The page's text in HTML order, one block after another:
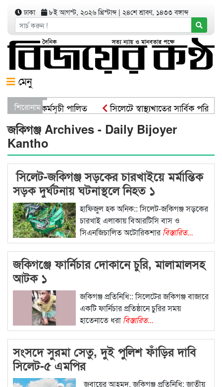
ঢাকা ৮ই আগস্ট, ২০২৬ খ্রিস্টাব্দ| ২৪শে শ্রাবণ, ১৪৩৩ বঙ্গাব্দ
মেনু
শিরোনামকর্মসূচী পালিত
সিলেটে স্বাস্থ্যখাতের সার্বিক
সিসিকের পাঁচ ওয়ার্ডে এক হাজার গাছের
জকিগঞ্জ Archives - Daily Bijoyer
Kantho
সিলেট-জকিগঞ্জ সড়কের চারখাইয়ে মর্মান্তিক
সড়ক দুর্ঘটনায় ঘটনাস্থলে নিহত ১
হাফিজুল হক অনিক:: সিলেট-জকিগঞ্জ সড়কের
চারখাই এলাকায় বিআরটিসি বাস ও
সিএনজিচালিত অটোরিকশারবিস্তারিত...
জকিগঞ্জে ফার্নিচার দোকানে চুরি, মালামালসহ
আটক ১
জকিগঞ্জ প্রতিনিধি:: সিলেটের জকিগঞ্জ বাজারে
একটি ফার্নিচার প্রতিষ্ঠানে চুরির সময়
হাতেনাতে ধরা বিস্তারিত...
সংসদে সুরমা সেতু, দুই পুলিশ ফাঁড়ির দাবি
সিলেট-৫ এমপির
জুবায়ের আহমদ, জকিগঞ্জ প্রতিনিধি: জাতীয়